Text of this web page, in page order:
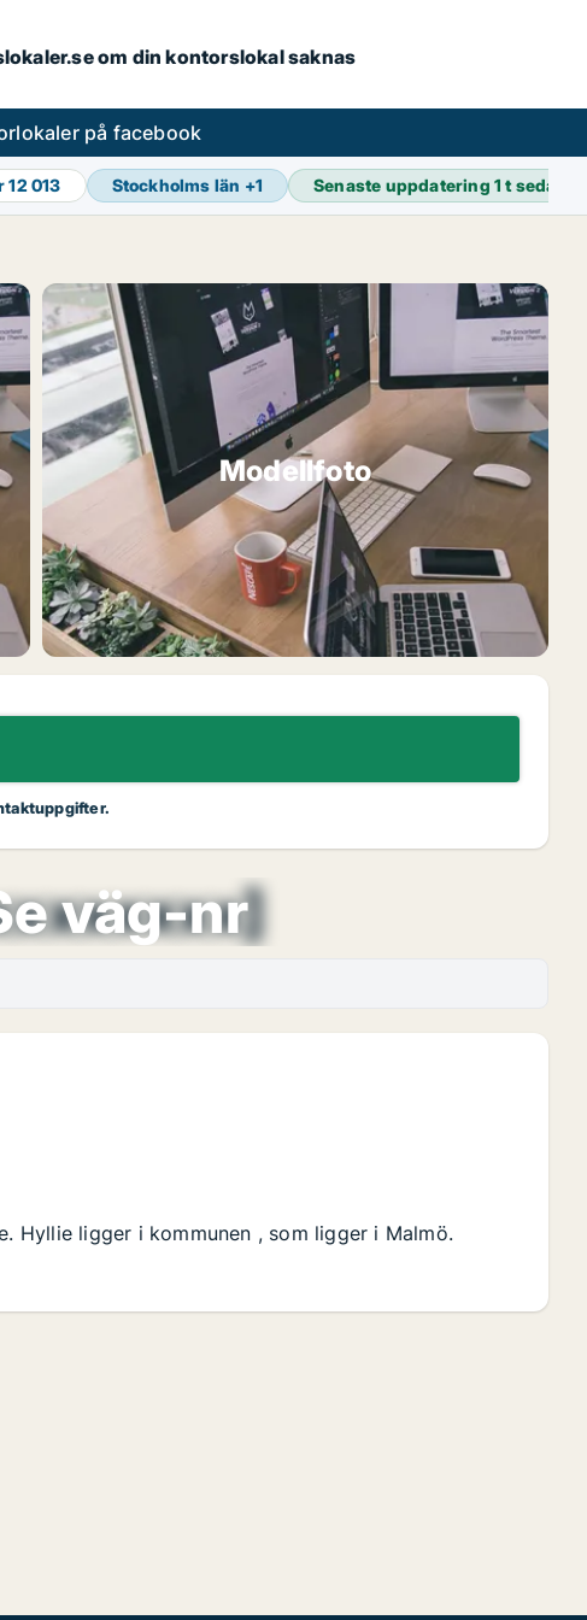
om din kontorslokal saknas
på facebook
12 013 Stockholms län +1 Senaste uppdatering1 t sedan
Modellfoto
väg-nr
Hyllie ligger i kommunen , som ligger i Malmö.